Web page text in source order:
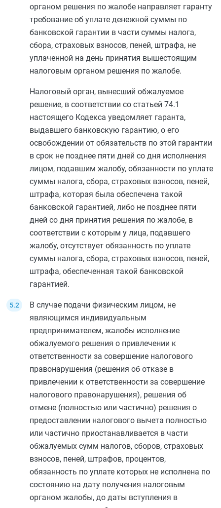
органом решения по жалобе направляет гаранту
требование об уплате денежной суммы по
банковской гарантии в части суммы налога,
сбора, страховых взносов, пеней, штрафа, не
уплаченной на день принятия вышестоящим
налоговым органом решения по жалобе.
Налоговый орган, вынесший обжалуемое
решение, в соответствии со статьей 74.1
настоящего Кодекса уведомляет гаранта,
выдавшего банковскую гарантию, о его
освобождении от обязательств по этой гарантии
в срок не позднее пяти дней со дня исполнения
лицом, подавшим жалобу, обязанности по уплате
суммы налога, сбора, страховых взносов, пеней,
штрафа, которая была обеспечена такой
банковской гарантией, либо не позднее пяти
дней со дня принятия решения по жалобе, в
соответствии с которым у лица, подавшего
жалобу, отсутствует обязанность по уплате
суммы налога, сбора, страховых взносов, пеней,
штрафа, обеспеченная такой банковской
гарантией.
В случае подачи физическим лицом, не
являющимся индивидуальным
предпринимателем, жалобы исполнение
обжалуемого решения о привлечении к
ответственности за совершение налогового
правонарушения (решения об отказе в
привлечении к ответственности за совершение
налогового правонарушения), решения об
отмене (полностью или частично) решения о
предоставлении налогового вычета полностью
или частично приостанавливается в части
обжалуемых сумм налогов, сборов, страховых
взносов, пеней, штрафов, процентов,
обязанность по уплате которых не исполнена по
состоянию на дату получения налоговым
органом жалобы, до даты вступления в